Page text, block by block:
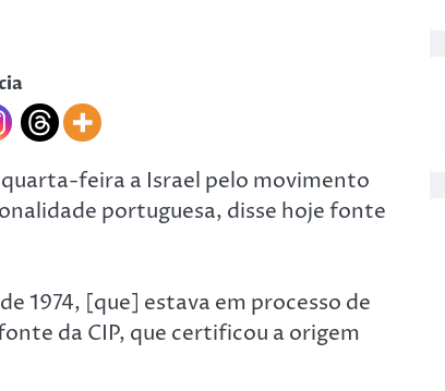
feira a Israel pelo movimento
portuguesa, disse hoje fonte
1974, [que] estava em processo de
da CIP, que certificou a origem